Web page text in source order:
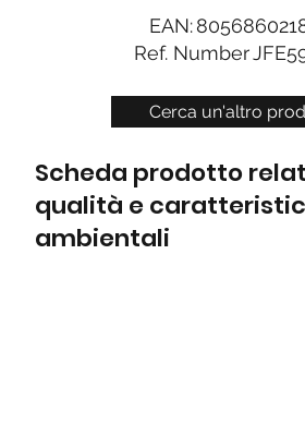
Cerca un'altro
EAN:
Ref. Number
Scheda prodotto
qualità e
ambientali